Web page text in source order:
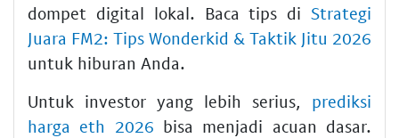
dompet digital lokal. Baca tips di Strategi
Juara FM2: Tips Wonderkid & Taktik Jitu 2026
untuk hiburan Anda.
Untuk investor yang lebih serius, prediksi
harga eth 2026 bisa menjadi acuan dasar.